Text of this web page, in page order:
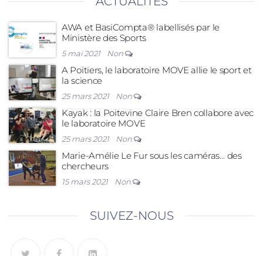
AWA et BasiCompta® labellisés par le
Ministère des Sports
5 mai 2021 Non
A Poitiers, le laboratoire MOVE allie le sport et
la science
25 mars 2021 Non
Kayak : la Poitevine Claire Bren collabore avec
le laboratoire MOVE
25 mars 2021 Non
Marie-Amélie Le Fur sous les caméras… des
chercheurs
15 mars 2021 Non
SUIVEZ-NOUS